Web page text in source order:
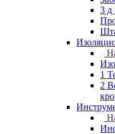
3 д
1
2